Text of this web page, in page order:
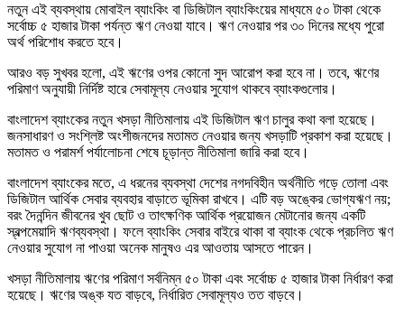
নতুন এই ব্যবস্থায় মোবাইল ব্যাংকিং বা ডিজিটাল ব্যাংকিংয়ের মাধ্যমে ৫০ টাকা থেকে
সর্বোচ্চ ৫ হাজার টাকা পর্যন্ত ঋণ নেওয়া যাবে। ঋণ নেওয়ার পর ৩০ দিনের মধ্যে পুরো
অর্থ পরিশোধ করতে হবে।
আরও বড় সুখবর হলো, এই ঋণের ওপর কোনো সুদ আরোপ করা হবে না। তবে, ঋণের
পরিমাণ অনুযায়ী নির্দিষ্ট হারে সেবামূল্য নেওয়ার সুযোগ থাকবে ব্যাংকগুলোর।
বাংলাদেশ ব্যাংকের নতুন খসড়া নীতিমালায় এই ডিজিটাল ঋণ চালুর কথা বলা হয়েছে।
জনসাধারণ ও সংশ্লিষ্ট অংশীজনদের মতামত নেওয়ার জন্য খসড়াটি প্রকাশ করা হয়েছে।
মতামত ও পরামর্শ পর্যালোচনা শেষে চূড়ান্ত নীতিমালা জারি করা হবে।
বাংলাদেশ ব্যাংকের মতে, এ ধরনের ব্যবস্থা দেশের নগদবিহীন অর্থনীতি গড়ে তোলা এবং
ডিজিটাল আর্থিক সেবার ব্যবহার বাড়াতে ভূমিকা রাখবে। এটি বড় অঙ্কের ভোগ্যঋণ নয়;
বরং দৈনন্দিন জীবনের খুব ছোট ও তাৎক্ষণিক আর্থিক প্রয়োজন মেটানোর জন্য একটি
স্বল্পমেয়াদি ঋণব্যবস্থা। ফলে ব্যাংকিং সেবার বাইরে থাকা বা ব্যাংক থেকে প্রচলিত ঋণ
নেওয়ার সুযোগ না পাওয়া অনেক মানুষও এর আওতায় আসতে পারেন।
খসড়া নীতিমালায় ঋণের পরিমাণ সর্বনিম্ন ৫০ টাকা এবং সর্বোচ্চ ৫ হাজার টাকা নির্ধারণ করা
হয়েছে। ঋণের অঙ্ক যত বাড়বে, নির্ধারিত সেবামূল্যও তত বাড়বে।